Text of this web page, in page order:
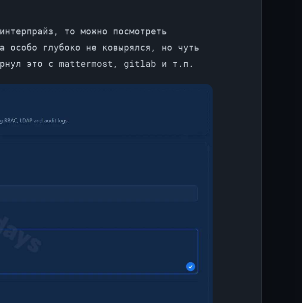
то можно посмотреть
особо глубоко не ковырялся, но чуть
это с mattermost, gitlab и т.п.